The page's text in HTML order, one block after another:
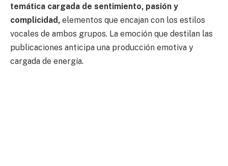
temática cargada de sentimiento, pasión y
complicidad, elementos que encajan con los estilos
vocales de ambos grupos. La emoción que destilan las
publicaciones anticipa una producción emotiva y
cargada de energía.